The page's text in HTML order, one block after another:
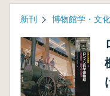
新刊 博物館学・文